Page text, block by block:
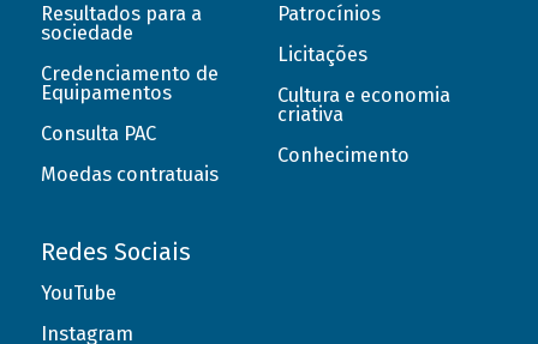
Resultados para a
sociedade
Credenciamento de
Equipamentos
Consulta PAC
Moedas contratuais
Patrocínios
Licitações
Cultura e economia
criativa
Conhecimento
Redes Sociais
YouTube
Instagram